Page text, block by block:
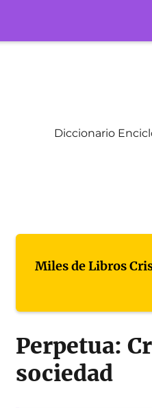
Diccionario
Miles de Libros
Perpetua:
sociedad